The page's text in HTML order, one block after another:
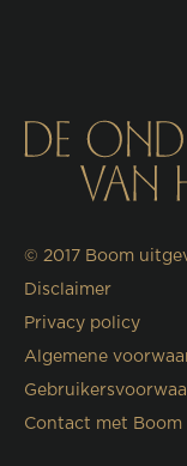
© 2017 Boom
Disclaimer
Privacy policy
Algemene
Contact met Boom